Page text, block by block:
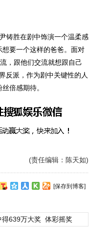
铸胜在剧中饰演一个温柔感
要一个这样的爸爸。面对
，跟他们交流就想跟自己
反派，作为剧中关键性的人
倍感期待。
(责任编辑：陈天如)
[保存到博客]
639万大奖 体彩摇奖